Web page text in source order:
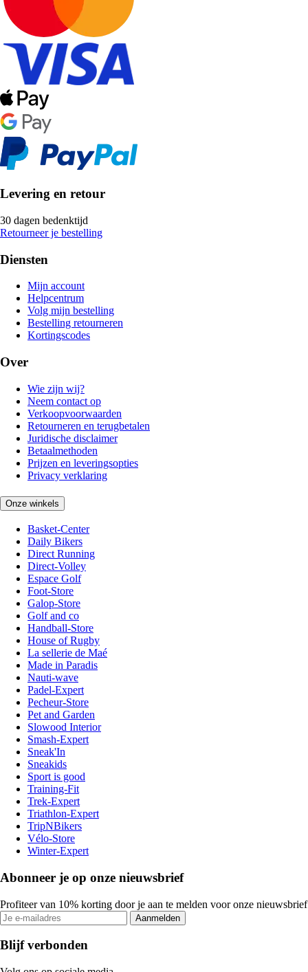
Levering en retour
30 dagen bedenktijd
Retourneer je bestelling
Diensten
Mijn account
Helpcentrum
Volg mijn bestelling
Bestelling retourneren
Kortingscodes
Over
Wie zijn wij?
Neem contact op
Verkoopvoorwaarden
Retourneren en terugbetalen
Juridische disclaimer
Betaalmethoden
Prijzen en leveringsopties
Privacy verklaring
Onze winkels
Basket-Center
Daily Bikers
Direct Running
Direct-Volley
Espace Golf
Foot-Store
Galop-Store
Golf and co
Handball-Store
House of Rugby
La sellerie de Maé
Made in Paradis
Nauti-wave
Padel-Expert
Pecheur-Store
Pet and Garden
Slowood Interior
Smash-Expert
Sneak'In
Sneakids
Sport is good
Training-Fit
Trek-Expert
Triathlon-Expert
TripNBikers
Vélo-Store
Winter-Expert
Abonneer je op onze nieuwsbrief
Profiteer van 10% korting door je aan te melden voor onze nieuwsbrief
Aanmelden
Blijf verbonden